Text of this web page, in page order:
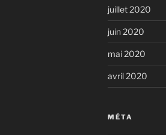
juillet 2020
juin 2020
mai 2020
avril 2020
MÉTA